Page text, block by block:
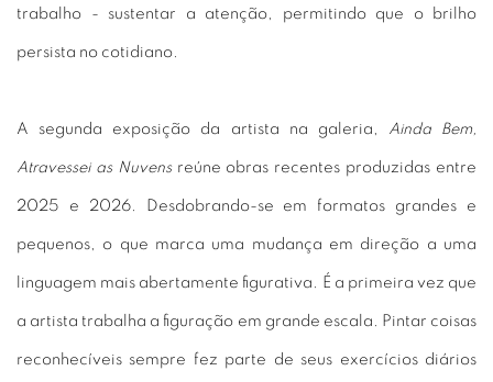
trabalho - sustentar a atenção, permitindo que o brilho
persista no cotidiano.
A segunda exposição da artista na galeria, Ainda Bem,
Atravessei as Nuvensreúne obras recentes produzidas entre
2025 e 2026. Desdobrando-se em formatos grandes e
pequenos, o que marca uma mudança em direção a uma
linguagem mais abertamente figurativa. É a primeira vez que
a artista trabalha a figuração em grande escala. Pintar coisas
reconhecíveis sempre fez parte de seus exercícios diários